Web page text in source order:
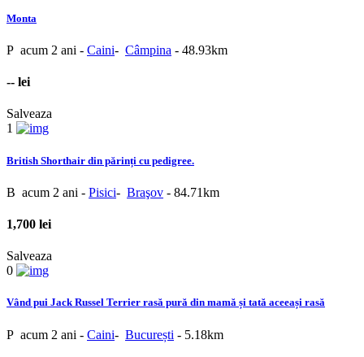
Monta
P acum 2 ani - Caini- Câmpina - 48.93km
-- lei
Salveaza
1
British Shorthair din părinți cu pedigree.
B acum 2 ani - Pisici- Braşov - 84.71km
1,700 lei
Salveaza
0
Vând pui Jack Russel Terrier rasă pură din mamă și tată aceeași rasă
P acum 2 ani - Caini- București - 5.18km